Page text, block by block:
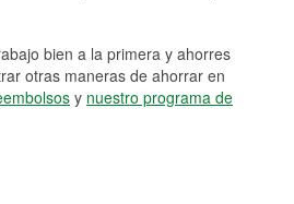
bien a la primera y ahorres
otras maneras de ahorrar en
y nuestro programa de